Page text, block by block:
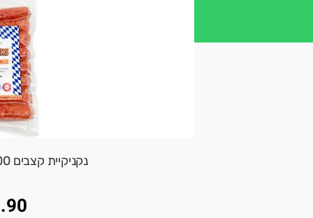
נקניקיית קצבים 700 גרם Bayren Market